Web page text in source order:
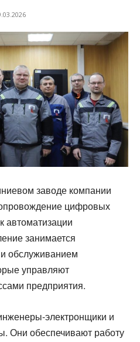
заводе компании
цифровых
автоматизации
занимается
обслуживанием
управляют
предприятия.
электронщики и
Они обеспечивают работу